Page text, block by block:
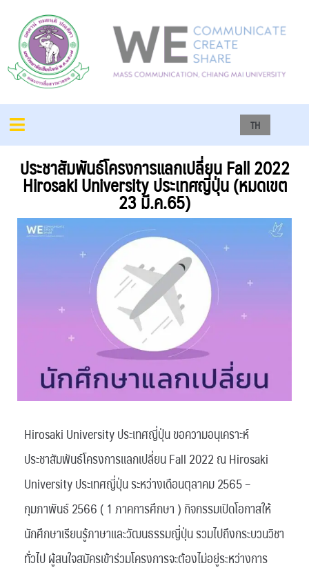
TH
ประชาสัมพันธ์โครงการแลกเปลี่ยน Fall 2022
Hirosaki University ประเทศญี่ปุ่น (หมดเขต
23 มี.ค.65)
Hirosaki University ประเทศญี่ปุ่น ขอความอนุเคราะห์
ประชาสัมพันธ์โครงการแลกเปลี่ยน Fall 2022 ณ Hirosaki
University ประเทศญี่ปุ่น ระหว่างเดือนตุลาคม 2565 –
กุมภาพันธ์ 2566 ( 1 ภาคการศึกษา ) กิจกรรมเปิดโอกาสให้
นักศึกษาเรียนรู้ภาษาและวัฒนธรรมญี่ปุ่น รวมไปถึงกระบวนวิชา
ทั่วไป ผู้สนใจสมัครเข้าร่วมโครงการจะต้องไม่อยู่ระหว่างการ